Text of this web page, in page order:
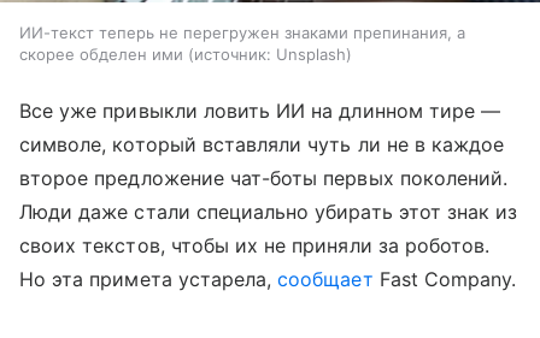
ИИ-текст теперь не перегружен знаками препинания, а
скорее обделен ими
источник: Unsplash
Все уже привыкли ловить ИИ на длинном тире —
символе, который вставляли чуть ли не в каждое
второе предложение чат-боты первых поколений.
Люди даже стали специально убирать этот знак из
своих текстов, чтобы их не приняли за роботов.
Но эта примета устарела,сообщает Fast Company.